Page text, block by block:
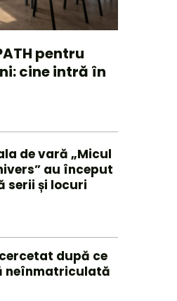
pentru
cine intră în
de vară „Micul
au început
serii și locuri
după ce
neînmatriculată